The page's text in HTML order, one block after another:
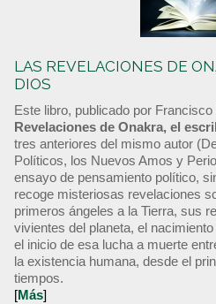
LAS REVELACIONES DE
DIOS
Este libro, publicado por
Revelaciones de Onakra, el
tres anteriores del mismo autor
Políticos, los Nuevos Amos y
ensayo de pensamiento político,
recoge misteriosas revelaciones
primeros ángeles a la Tierra, sus
vivientes del planeta, el
el inicio de esa lucha a muerte
la existencia humana, desde el
tiempos.
[Más]